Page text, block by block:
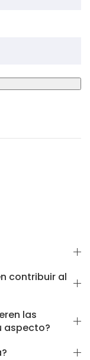
contribuir al
las
aspecto?